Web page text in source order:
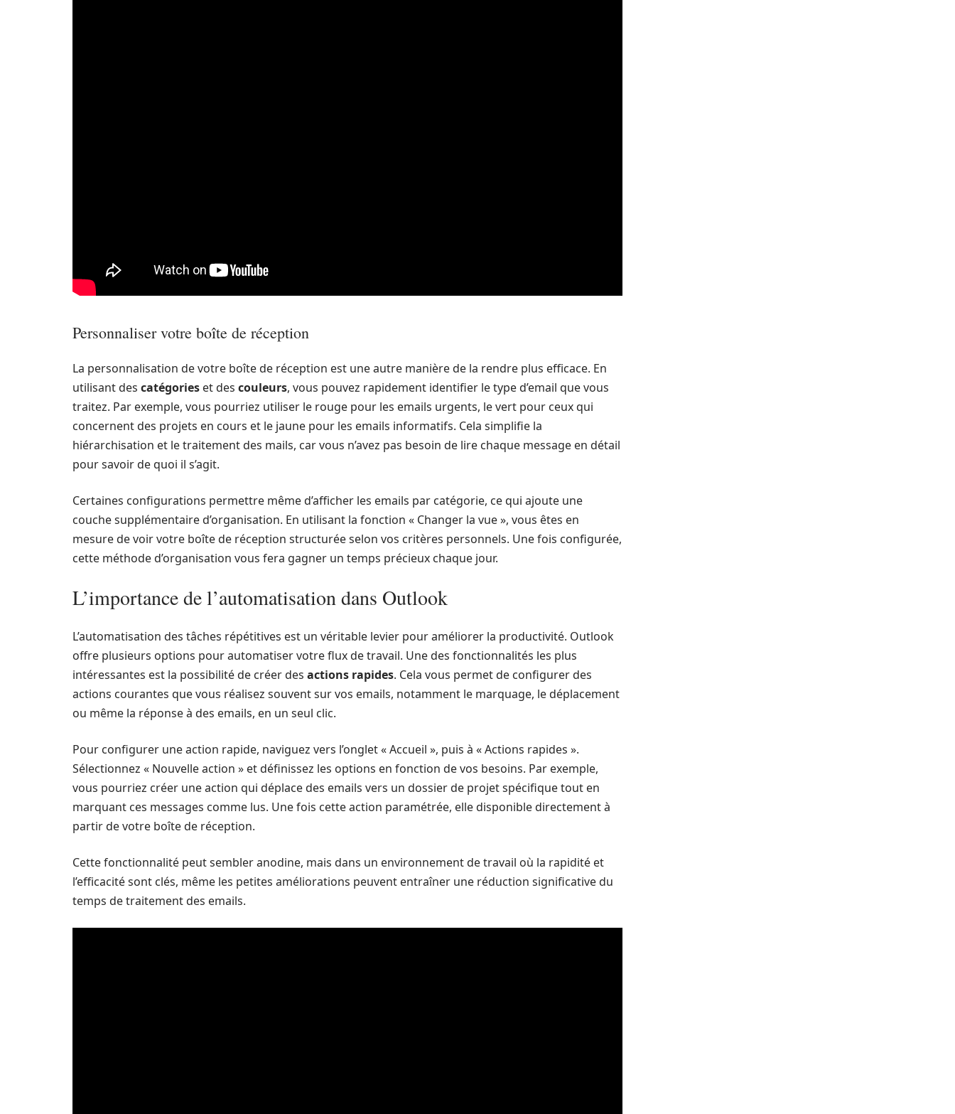
Personnaliser votre boîte de réception
La personnalisation de votre boîte de réception est une autre manière de la rendre plus efficace. En
utilisant des catégories et des couleurs, vous pouvez rapidement identifier le type d’email que vous
traitez. Par exemple, vous pourriez utiliser le rouge pour les emails urgents, le vert pour ceux qui
concernent des projets en cours et le jaune pour les emails informatifs. Cela simplifie la
hiérarchisation et le traitement des mails, car vous n’avez pas besoin de lire chaque message en détail
pour savoir de quoi il s’agit.
Certaines configurations permettre même d’afficher les emails par catégorie, ce qui ajoute une
couche supplémentaire d’organisation. En utilisant la fonction « Changer la vue », vous êtes en
mesure de voir votre boîte de réception structurée selon vos critères personnels. Une fois configurée,
cette méthode d’organisation vous fera gagner un temps précieux chaque jour.
L’importance de l’automatisation dans Outlook
L’automatisation des tâches répétitives est un véritable levier pour améliorer la productivité. Outlook
offre plusieurs options pour automatiser votre flux de travail. Une des fonctionnalités les plus
intéressantes est la possibilité de créer des actions rapides. Cela vous permet de configurer des
actions courantes que vous réalisez souvent sur vos emails, notamment le marquage, le déplacement
ou même la réponse à des emails, en un seul clic.
Pour configurer une action rapide, naviguez vers l’onglet « Accueil », puis à « Actions rapides ».
Sélectionnez « Nouvelle action » et définissez les options en fonction de vos besoins. Par exemple,
vous pourriez créer une action qui déplace des emails vers un dossier de projet spécifique tout en
marquant ces messages comme lus. Une fois cette action paramétrée, elle disponible directement à
partir de votre boîte de réception.
Cette fonctionnalité peut sembler anodine, mais dans un environnement de travail où la rapidité et
l’efficacité sont clés, même les petites améliorations peuvent entraîner une réduction significative du
temps de traitement des emails.